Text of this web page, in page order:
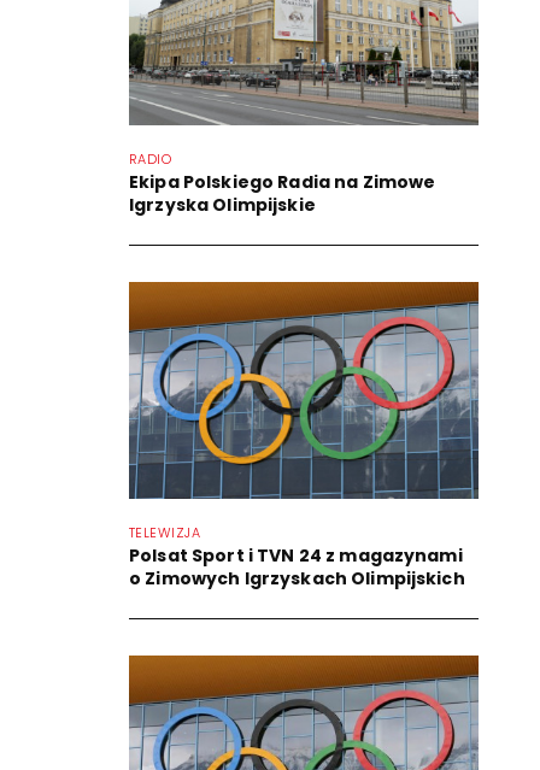
RADIO
Ekipa Polskiego Radia na Zimowe
Igrzyska Olimpijskie
TELEWIZJA
Polsat Sport i TVN 24 z magazynami
o Zimowych Igrzyskach Olimpijskich